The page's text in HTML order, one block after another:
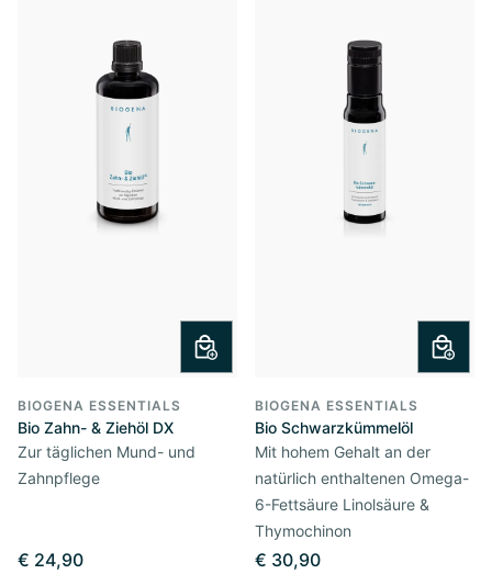
BIOGENA ESSENTIALS
Bio Zahn- & Ziehöl DX
Zur täglichen Mund- und
Zahnpflege
€ 24,90
BIOGENA ESSENTIALS
Bio Schwarzkümmelöl
Mit hohem Gehalt an der
natürlich enthaltenen Omega-
6-Fettsäure Linolsäure &
Thymochinon
€ 30,90